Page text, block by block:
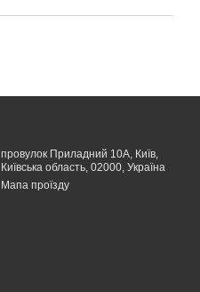
провулок Приладний 10А, Київ,
Київська область, 02000, Україна
Мапа проїзду